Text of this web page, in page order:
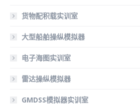
货物配积载实训室
大型船舶操纵模拟器
电子海图实训室
雷达操纵模拟器
GMDSS模拟器实训室